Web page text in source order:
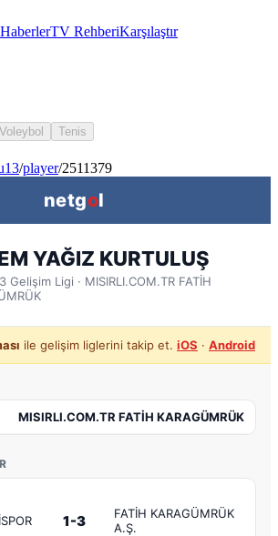
HaberlerTV RehberiKarşılaştır
Voleybol Tenis
/player/2511379
netgol
YAĞIZ KURTULUŞ
Gelişim Ligi · MISIRLI.COM.TR FATİH
ile gelişim liglerini takip et. iOS · Android
MISIRLI.COM.TR FATİH KARAGÜMRÜK
1-3
FATİH KARAGÜMRÜK
A.Ş.